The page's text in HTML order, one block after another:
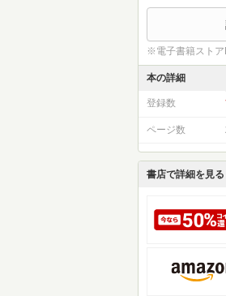
※電子書籍スト
本の詳細
登録数
ページ数
書店で詳細を見る